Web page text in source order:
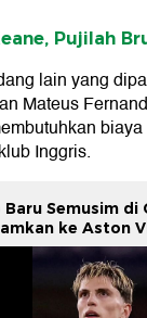
Pujilah
lain yang
Mateus
Inggris.
Semusim di
ke Aston